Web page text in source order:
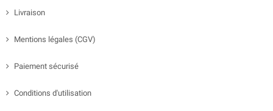
Livraison
Mentions légales (CGV)
Paiement sécurisé
Conditions d'utilisation